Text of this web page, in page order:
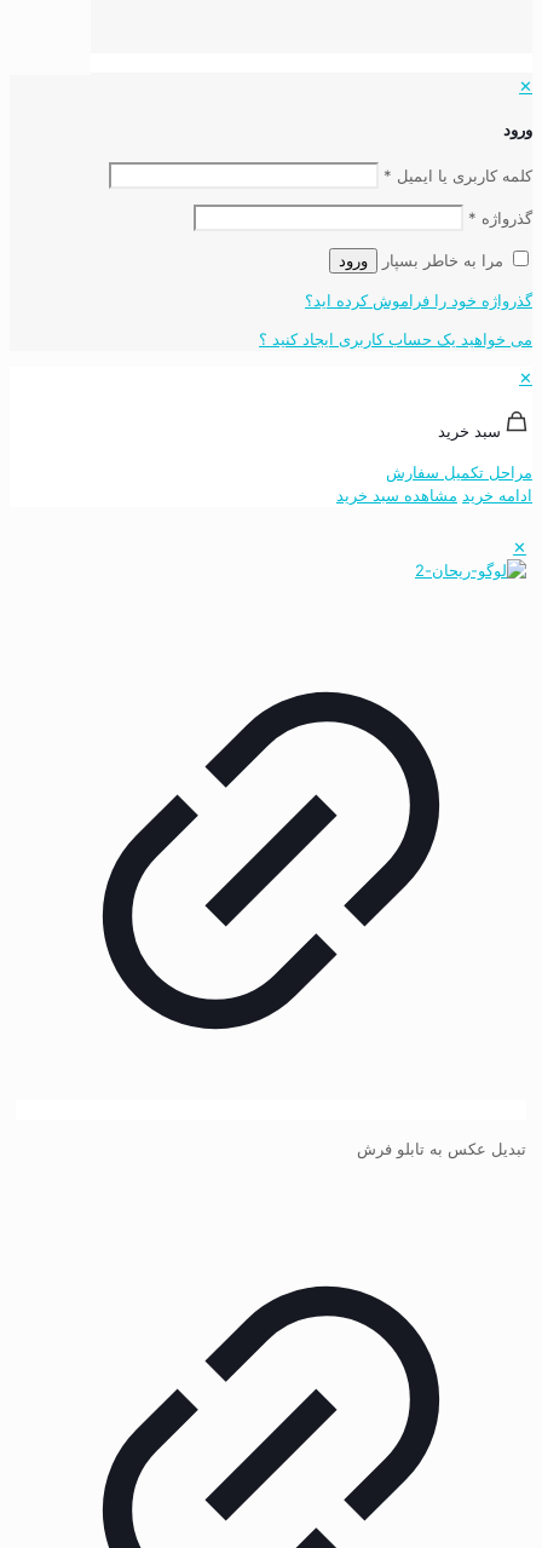
✕
ورود
کلمه کاربری یا ایمیل *
گذرواژه *
مرا به خاطر بسپار ورود
گذرواژه خود را فراموش کرده اید؟
می خواهید یک حساب کاربری ایجاد کنید ؟
✕
سبد خرید
مراحل تکمیل سفارش
ادامه خرید مشاهده سبد خرید
✕
تبدیل عکس به تابلو فرش